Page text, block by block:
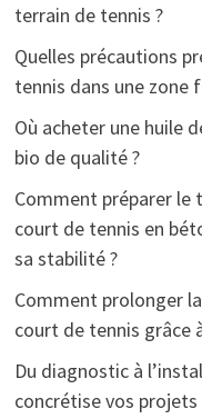
terrain de tennis ?
Quelles précautions
tennis dans une zone
Où acheter une huile
bio de qualité ?
Comment préparer le
court de tennis en
sa stabilité ?
Comment prolonger
court de tennis grâce
Du diagnostic à
concrétise vos